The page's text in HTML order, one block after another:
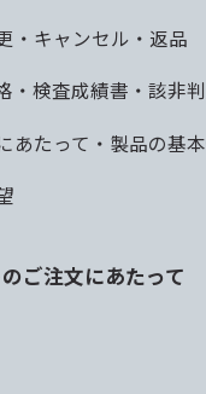
・キャンセル・返品
・検査成績書・該非
あたって・製品の基
ご注文にあたって